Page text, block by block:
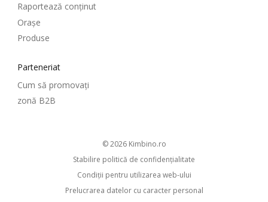
Raportează conținut
Oraşe
Produse
Parteneriat
Cum să promovați
zonă B2B
© 2026 kimbino.ro
Stabilire politică de confidenţialitate
Condiţii pentru utilizarea web-ului
Prelucrarea datelor cu caracter personal